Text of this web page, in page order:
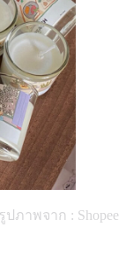
รูปภาพจาก : Shopee